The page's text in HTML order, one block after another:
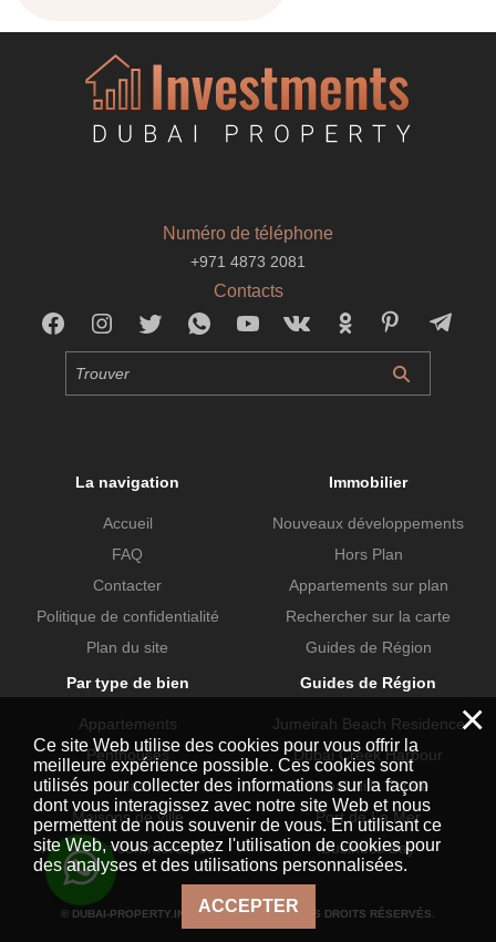
Numéro de téléphone
+971 4873 2081
Contacts
La navigation
Accueil
FAQ
Contacter
Politique de confidentialité
Plan du site
Immobilier
Nouveaux développements
Hors Plan
Appartements sur plan
Rechercher sur la carte
Guides de Région
Par type de bien
Appartements
Penthouses
Villas
Maisons de ville
Propriétés commerciales
Guides de Région
Jumeirah Beach Residence
Dubai Creek Harbour
Dubai Hills Estate
Port de La Mer
Business Bay
© DUBAI-PROPERTY.INVESTMENTS 2026. TOUS DROITS RÉSERVÉS.
×
Ce site Web utilise des cookies pour vous offrir la
meilleure expérience possible. Ces cookies sont
utilisés pour collecter des informations sur la façon
dont vous interagissez avec notre site Web et nous
permettent de nous souvenir de vous. En utilisant ce
site Web, vous acceptez l'utilisation de cookies pour
des analyses et des utilisations personnalisées.
ACCEPTER